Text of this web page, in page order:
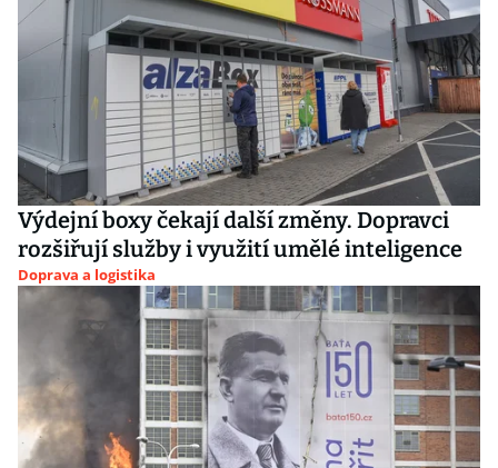
Výdejní boxy čekají další změny. Dopravci
rozšiřují služby i využití umělé inteligence
Doprava a logistika